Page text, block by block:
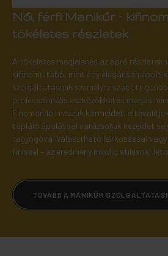
Női, férfi Manikűr –
tökéletes részletek
A tökéletes megjelenés az apró
kifinomultabb, mint egy elegánsan ápolt
szolgáltatásunk személyre szabott
professzionális eszközökkel és magas
Finoman formázzuk körmeidet,
tápláló ápolással varázsoljuk kezeidet
ragyogóvá. Választható lakkozással
finissel – az eredmény mindig stílusos,
TOVÁBB A MANIKŰR